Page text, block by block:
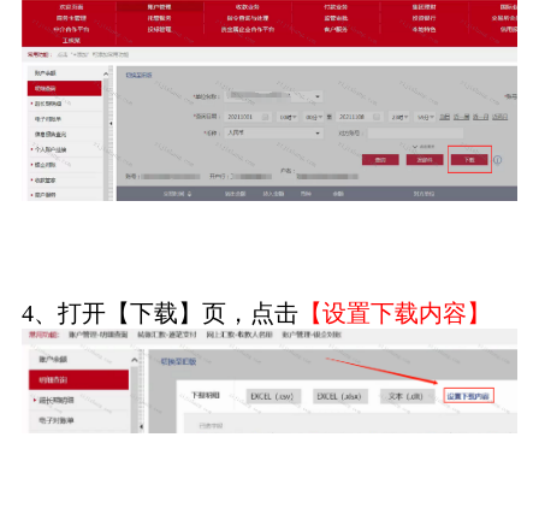
4、打开【下载】页，点击【设置下载内容】